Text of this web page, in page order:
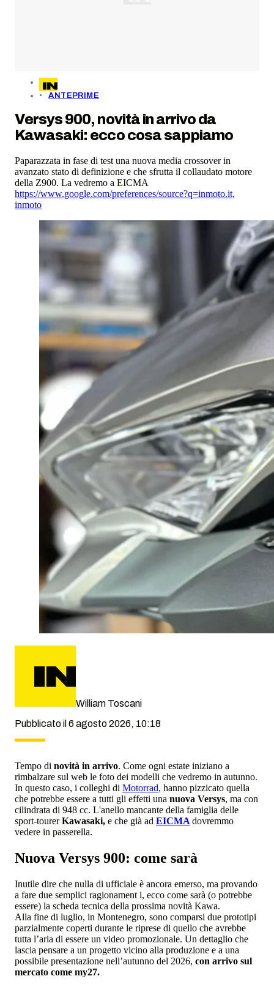
ANTEPRIME
Versys 900, novità in arrivo da
Kawasaki: ecco cosa sappiamo
Paparazzata in fase di test una nuova media crossover in
avanzato stato di definizione e che sfrutta il collaudato motore
della Z900. La vedremo a EICMA
https://www.google.com/preferences/source?q=inmoto.it,
inmoto
William Toscani
Pubblicato il 6 agosto 2026, 10:18
Tempo di novità in arrivo. Come ogni estate iniziano a
rimbalzare sul web le foto dei modelli che vedremo in autunno.
In questo caso, i colleghi di Motorrad, hanno pizzicato quella
che potrebbe essere a tutti gli effetti una nuova Versys, ma con
cilindrata di 948 cc. L'anello mancante della famiglia delle
sport-tourerKawasaki, e che già ad EICMA dovremmo
vedere in passerella.
Nuova Versys 900: come sarà
Inutile dire che nulla di ufficiale è ancora emerso, ma provando
a fare due semplici ragionament i, ecco come sarà (o potrebbe
essere) la scheda tecnica della prossima novità Kawa.
Alla fine di luglio, in Montenegro, sono comparsi due prototipi
parzialmente coperti durante le riprese di quello che avrebbe
tutta l’aria di essere un video promozionale. Un dettaglio che
lascia pensare a un progetto vicino alla produzione e a una
possibile presentazione nell’autunno del 2026, con arrivo sul
mercato come my27.